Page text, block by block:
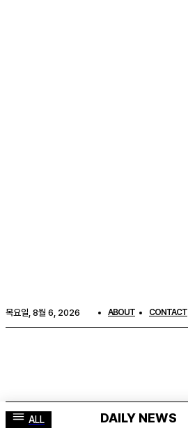
목요일, 8월 6, 2026 ABOUT CONTACT
DAILY NEWS
ALL DAILY NEWS